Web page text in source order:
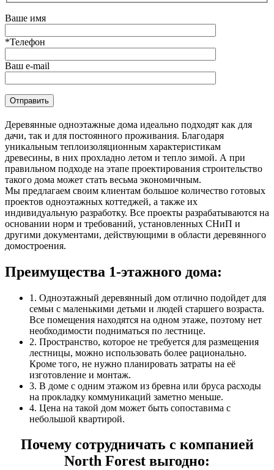
Ваше имя
*Телефон
Ваш e-mail
Оставьте это поле пустым.
Деревянные одноэтажные дома идеально подходят как для
дачи, так и для постоянного проживания. Благодаря
уникальным теплоизоляционным характеристикам
древесины, в них прохладно летом и тепло зимой. А при
правильном подходе на этапе проектирования строительство
такого дома может стать весьма экономичным.
Мы предлагаем своим клиентам большое количество готовых
проектов одноэтажных коттеджей, а также их
индивидуальную разработку. Все проекты разрабатываются на
основании норм и требований, установленных СНиП и
другими документами, действующими в области деревянного
домостроения.
Преимущества 1-этажного дома:
1. Одноэтажный деревянный дом отлично подойдет для
семьи с маленькими детьми и людей старшего возраста.
Все помещения находятся на одном этаже, поэтому нет
необходимости подниматься по лестнице.
2. Пространство, которое не требуется для размещения
лестницы, можно использовать более рационально.
Кроме того, не нужно планировать затраты на её
изготовление и монтаж.
3. В доме с одним этажом из бревна или бруса расходы
на прокладку коммуникаций заметно меньше.
4. Цена на такой дом может быть сопоставима с
небольшой квартирой.
Почему сотрудничать с компанией
North Forest выгодно: